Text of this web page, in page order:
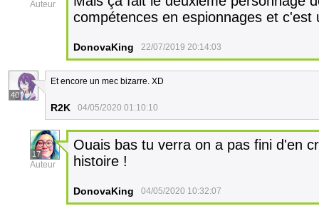
Auteur
compétences en espionnages et c'est
DonovaKing 22/07/2019 20:14:03
40
Et encore un mec bizarre. XD
R2K 04/05/2020 01:10:10
17
Auteur
Ouais bas tu verra on a pas fini d'en
histoire !
DonovaKing 04/05/2020 10:32:07